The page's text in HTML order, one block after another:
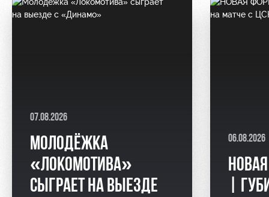
07.08.2026
МОЛОДЁЖКА
«ЛОКОМОТИВА»
СЫГРАЕТ НА ВЫЕЗДЕ
06.08.2026
|